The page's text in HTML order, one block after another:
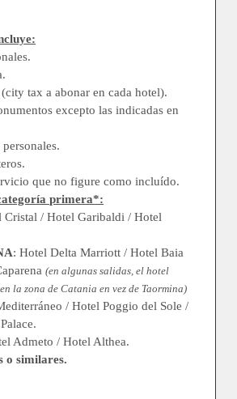
tax a abonar en cada hotel).
excepto las indicadas en
que no figure como incluído.
primera*:
Cristal / Hotel Garibaldi / Hotel
: Hotel Delta Marriott / Hotel Baia
(en algunas salidas, el hotel
la zona de Catania en vez de Taormina)
/ Hotel Poggio del Sole /
Admeto / Hotel Althea.
o similares.